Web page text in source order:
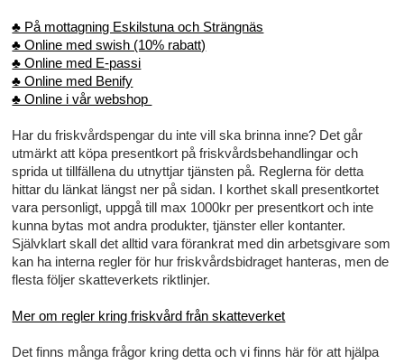
♣ På mottagning Eskilstuna och Strängnäs
♣ Online med swish (10% rabatt)
♣ Online med E-passi
♣ Online med Benify
♣ Online i vår webshop
Har du friskvårdspengar du inte vill ska brinna inne? Det går
utmärkt att köpa presentkort på friskvårdsbehandlingar och
sprida ut tillfällena du utnyttjar tjänsten på. Reglerna för detta
hittar du länkat längst ner på sidan. I korthet skall presentkortet
vara personligt, uppgå till max 1000kr per presentkort och inte
kunna bytas mot andra produkter, tjänster eller kontanter.
Självklart skall det alltid vara förankrat med din arbetsgivare som
kan ha interna regler för hur friskvårdsbidraget hanteras, men de
flesta följer skatteverkets riktlinjer.
Mer om regler kring friskvård från skatteverket
Det finns många frågor kring detta och vi finns här för att hjälpa